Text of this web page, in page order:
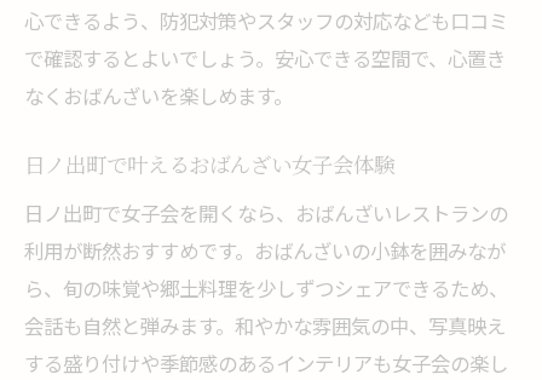
心できるよう、防犯対策やスタッフの対応なども口コミ
で確認するとよいでしょう。安心できる空間で、心置き
なくおばんざいを楽しめます。
日ノ出町で叶えるおばんざい女子会体験
日ノ出町で女子会を開くなら、おばんざいレストランの
利用が断然おすすめです。おばんざいの小鉢を囲みなが
ら、旬の味覚や郷土料理を少しずつシェアできるため、
会話も自然と弾みます。和やかな雰囲気の中、写真映え
する盛り付けや季節感のあるインテリアも女子会の楽し